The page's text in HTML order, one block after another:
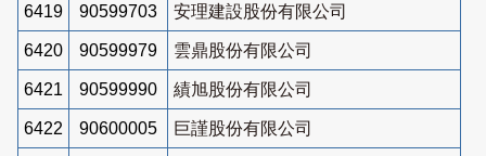
6419 90599703 安理建設股份有限公司
6420 90599979 雲鼎股份有限公司
6421 90599990 績旭股份有限公司
6422 90600005 巨謹股份有限公司